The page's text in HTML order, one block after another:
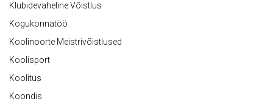
Klubidevaheline Võistlus
Kogukonnatöö
Koolinoorte Meistrivõistlused
Koolisport
Koolitus
Koondis